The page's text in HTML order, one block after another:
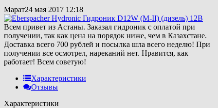
Марат24 мая 2017 12:18
Всем привет из Астаны. Заказал гидроник с оплатой при
получении, так как цена на порядок ниже, чем в Казахстане.
Доставка всего 700 рублей и посылка шла всего неделю! При
получении все осмотрел, нареканий нет. Нравится, как
работает! Всем советую!
Характеристики
Отзывы
Характеристики